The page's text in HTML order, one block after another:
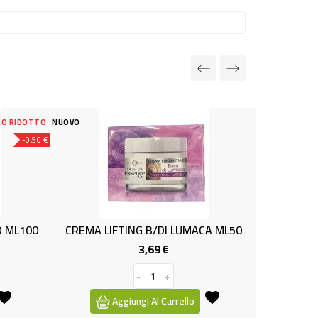
B/DI LUMACA ML50
Al Carrello
NUOVO
CREMA SOLAR.PF30 DELICE
Aggiungi Al Carrello